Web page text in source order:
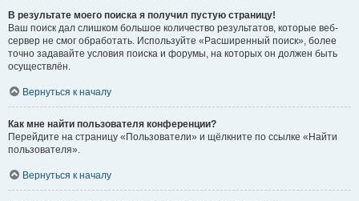
В результате моего поиска я получил пустую страницу!
Ваш поиск дал слишком большое количество результатов, которые веб-
сервер не смог обработать. Используйте «Расширенный поиск», более
точно задавайте условия поиска и форумы, на которых он должен быть
осуществлён.
Вернуться к началу
Как мне найти пользователя конференции?
Перейдите на страницу «Пользователи» и щёлкните по ссылке «Найти
пользователя».
Вернуться к началу